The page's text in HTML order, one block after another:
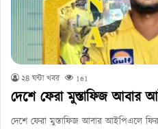
২৪ ঘন্টা খবর 161
দেশে ফেরা মুস্তাফিজ আবার
দেশে ফেরা মুস্তাফিজ আবার আইপিএলে